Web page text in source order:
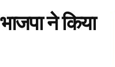
ने किया